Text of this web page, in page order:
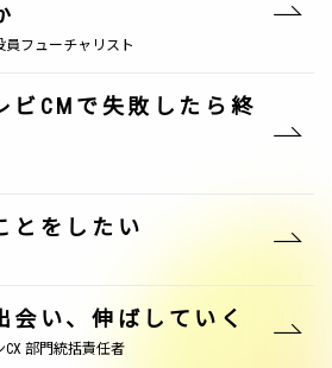
員フューチャリスト
ビCMで失敗したら終
とをしたい
会い、伸ばしていく
部門統括責任者